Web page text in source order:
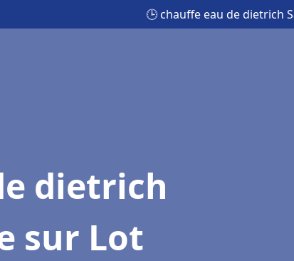
🕒 chauffe eau de dietrich
dietrich
sur Lot